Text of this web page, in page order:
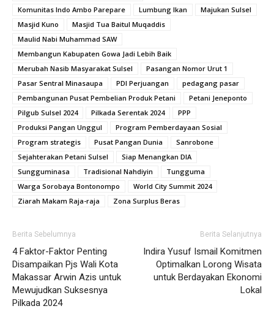
Komunitas Indo Ambo Parepare
Lumbung Ikan
Majukan Sulsel
Masjid Kuno
Masjid Tua Baitul Muqaddis
Maulid Nabi Muhammad SAW
Membangun Kabupaten Gowa Jadi Lebih Baik
Merubah Nasib Masyarakat Sulsel
Pasangan Nomor Urut 1
Pasar Sentral Minasaupa
PDI Perjuangan
pedagang pasar
Pembangunan Pusat Pembelian Produk Petani
Petani Jeneponto
Pilgub Sulsel 2024
Pilkada Serentak 2024
PPP
Produksi Pangan Unggul
Program Pemberdayaan Sosial
Program strategis
Pusat Pangan Dunia
Sanrobone
Sejahterakan Petani Sulsel
Siap Menangkan DIA
Sungguminasa
Tradisional Nahdiyin
Tungguma
Warga Sorobaya Bontonompo
World City Summit 2024
Ziarah Makam Raja-raja
Zona Surplus Beras
Berita Sebelumnya
4 Faktor-Faktor Penting
Disampaikan Pjs Wali Kota
Makassar Arwin Azis untuk
Mewujudkan Suksesnya
Pilkada 2024
Berita Selanjutnya
Indira Yusuf Ismail Komitmen
Optimalkan Lorong Wisata
untuk Berdayakan Ekonomi
Lokal